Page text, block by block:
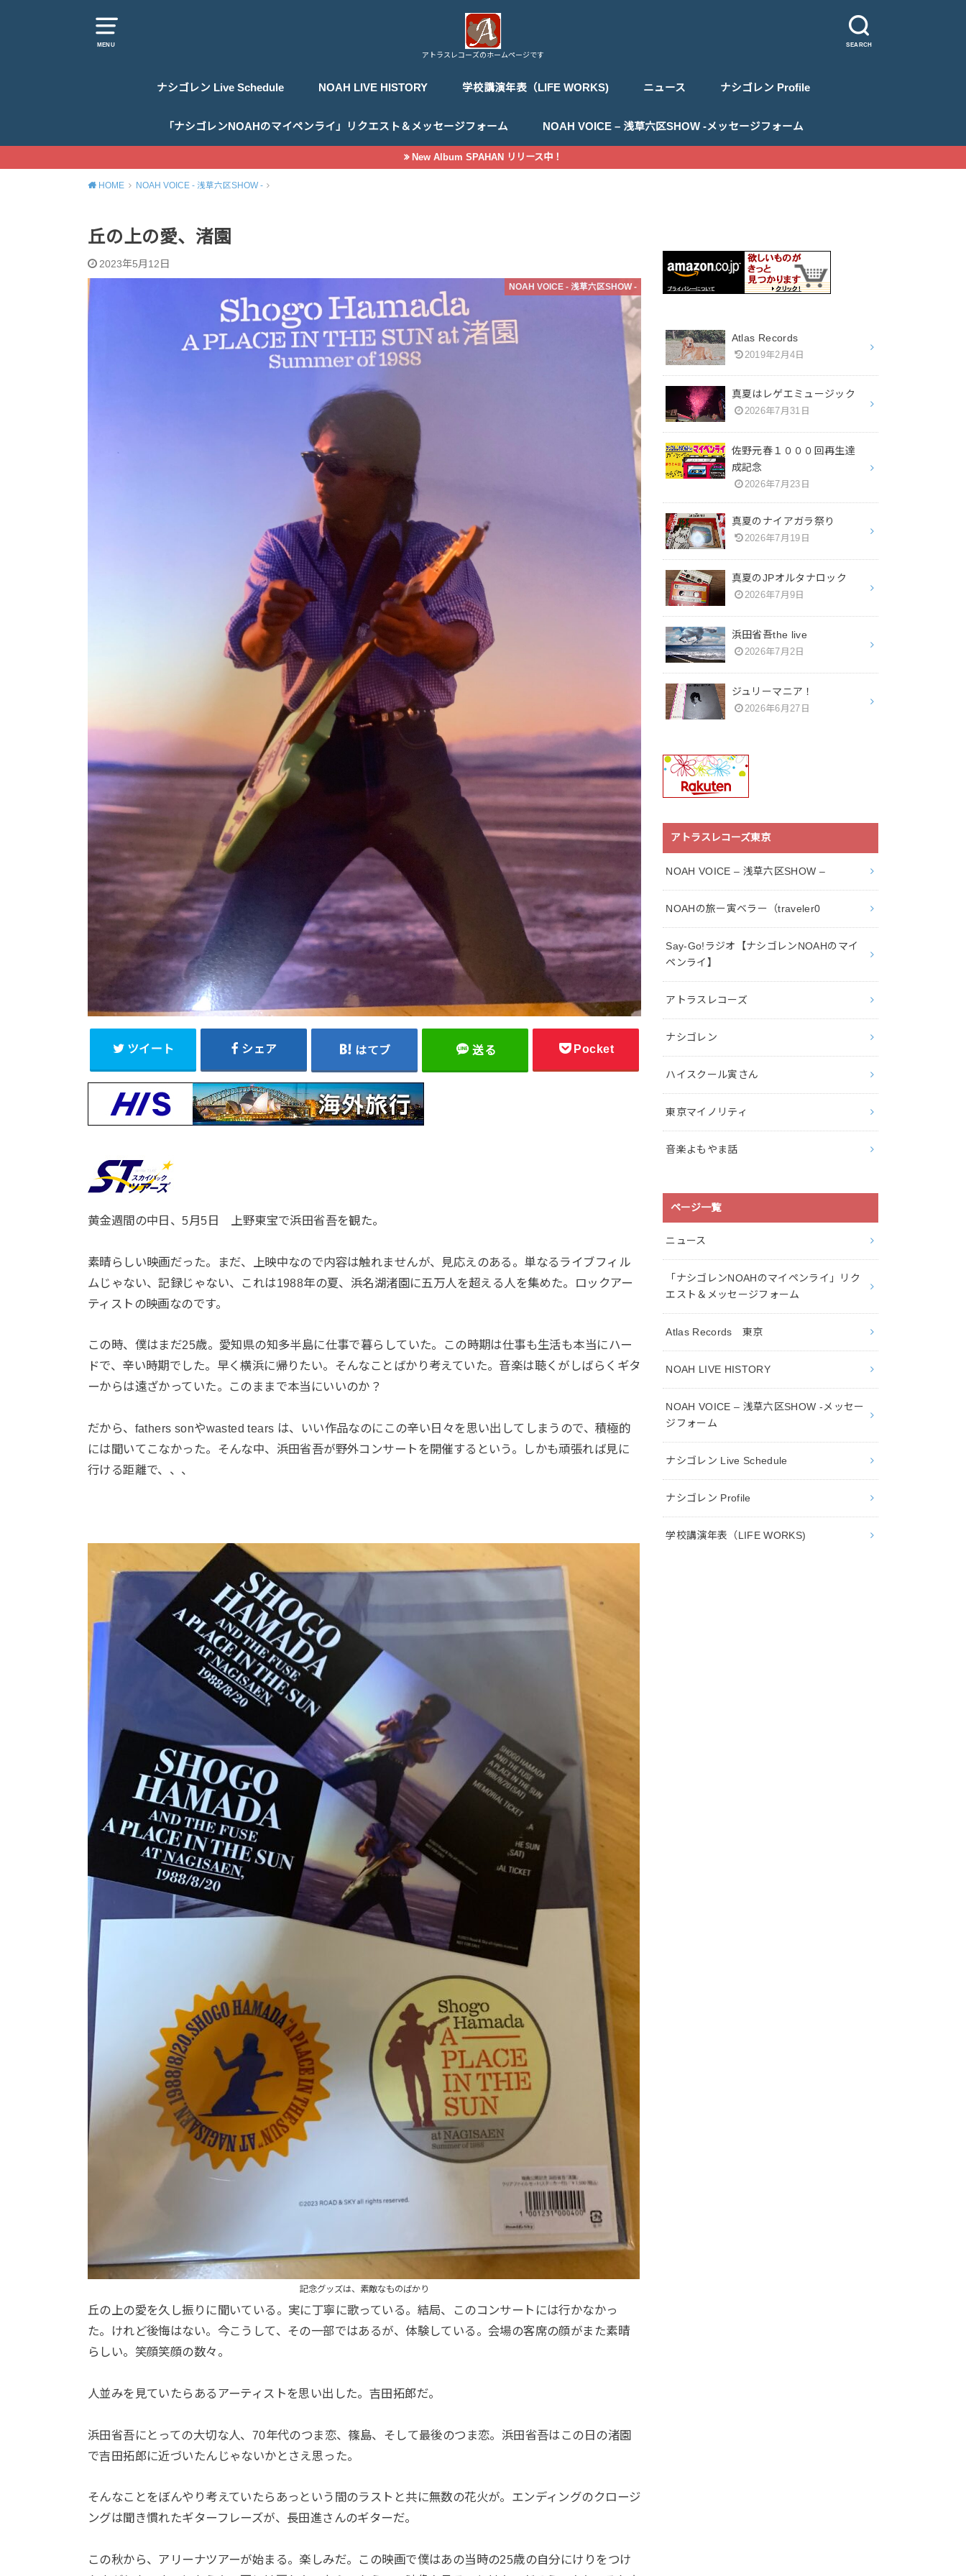
MENU SEARCH
アトラスレコーズのホームページです
ナシゴレン Live Schedule NOAH LIVE HISTORY 学校講演年表（LIFE WORKS) ニュース ナシゴレン Profile
「ナシゴレンNOAHのマイペンライ」リクエスト＆メッセージフォーム NOAH VOICE – 浅草六区SHOW -メッセージフォーム
New Album SPAHAN リリース中！
HOME NOAH VOICE - 浅草六区SHOW -
丘の上の愛、渚園
2023年5月12日
NOAH VOICE - 浅草六区SHOW -
ツイート シェア はてブ 送る Pocket
黄金週間の中日、5月5日 上野東宝で浜田省吾を観た。
素晴らしい映画だった。まだ、上映中なので内容は触れませんが、見応えのある。単なるライブフィル
ムじゃない、記録じゃない、これは1988年の夏、浜名湖渚園に五万人を超える人を集めた。ロックアー
ティストの映画なのです。
この時、僕はまだ25歳。愛知県の知多半島に仕事で暮らしていた。この時期は仕事も生活も本当にハー
ドで、辛い時期でした。早く横浜に帰りたい。そんなことばかり考えていた。音楽は聴くがしばらくギタ
ーからは遠ざかっていた。このままで本当にいいのか？
だから、fathers sonやwasted tears は、いい作品なのにこの辛い日々を思い出してしまうので、積極的
には聞いてこなかった。そんな中、浜田省吾が野外コンサートを開催するという。しかも頑張れば見に
行ける距離で、、、
記念グッズは、素敵なものばかり
丘の上の愛を久し振りに聞いている。実に丁寧に歌っている。結局、このコンサートには行かなかっ
た。けれど後悔はない。今こうして、その一部ではあるが、体験している。会場の客席の顔がまた素晴
らしい。笑顔笑顔の数々。
人並みを見ていたらあるアーティストを思い出した。吉田拓郎だ。
浜田省吾にとっての大切な人、70年代のつま恋、篠島、そして最後のつま恋。浜田省吾はこの日の渚園
で吉田拓郎に近づいたんじゃないかとさえ思った。
そんなことをぼんやり考えていたらあっという間のラストと共に無数の花火が。エンディングのクロージ
ングは聞き慣れたギターフレーズが、長田進さんのギターだ。
この秋から、アリーナツアーが始まる。楽しみだ。この映画で僕はあの当時の25歳の自分にけりをつけ
Atlas Records
2019年2月4日
真夏はレゲエミュージック
2026年7月31日
佐野元春１０００回再生達
成記念
2026年7月23日
真夏のナイアガラ祭り
2026年7月19日
真夏のJPオルタナロック
2026年7月9日
浜田省吾the live
2026年7月2日
ジュリーマニア！
2026年6月27日
アトラスレコーズ東京
NOAH VOICE – 浅草六区SHOW –
NOAHの旅ー寅ベラー（traveler0
Say-Go!ラジオ【ナシゴレンNOAHのマイ
ペンライ】
アトラスレコーズ
ナシゴレン
ハイスクール寅さん
東京マイノリティ
音楽よもやま話
ページ一覧
ニュース
「ナシゴレンNOAHのマイペンライ」リク
エスト＆メッセージフォーム
Atlas Records 東京
NOAH LIVE HISTORY
NOAH VOICE – 浅草六区SHOW -メッセー
ジフォーム
ナシゴレン Live Schedule
ナシゴレン Profile
学校講演年表（LIFE WORKS)